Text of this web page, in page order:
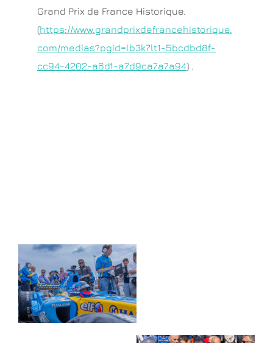
Grand Prix de France Historique.
(https://www.grandprixdefrancehistorique.
com/medias?pgid=lb3k7lt1-5bcdbd8f-
cc94-4202-a6d1-a7d9ca7a7a94) .